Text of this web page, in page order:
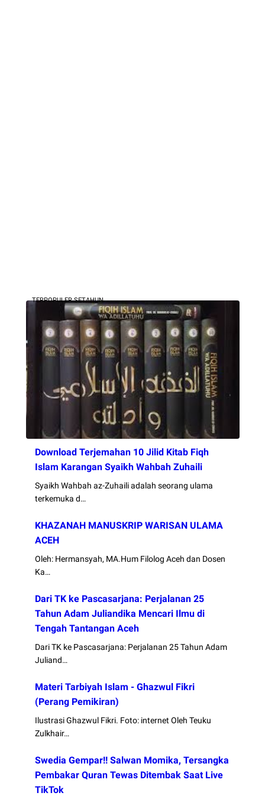
TERPOPULER SETAHUN
Download Terjemahan 10 Jilid Kitab Fiqh
Islam Karangan Syaikh Wahbah Zuhaili
Syaikh Wahbah az-Zuhaili adalah seorang ulama
terkemuka d…
KHAZANAH MANUSKRIP WARISAN ULAMA
ACEH
Oleh: Hermansyah, MA.Hum Filolog Aceh dan Dosen
Ka…
Dari TK ke Pascasarjana: Perjalanan 25
Tahun Adam Juliandika Mencari Ilmu di
Tengah Tantangan Aceh
Dari TK ke Pascasarjana: Perjalanan 25 Tahun Adam
Juliand…
Materi Tarbiyah Islam - Ghazwul Fikri
(Perang Pemikiran)
Ilustrasi Ghazwul Fikri. Foto: internet Oleh Teuku
Zulkhair…
Swedia Gempar!! Salwan Momika, Tersangka
Pembakar Quran Tewas Ditembak Saat Live
TikTok